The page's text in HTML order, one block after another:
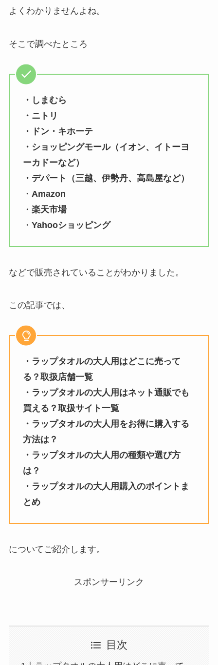
よくわかりませんよね。
そこで調べたところ
・しまむら
・ニトリ
・ドン・キホーテ
・ショッピングモール（イオン、イトーヨ
ーカドーなど）
・デパート（三越、伊勢丹、高島屋など）
・ Amazon
・ 楽天市場
・ Yahooショッピング
などで販売されていることがわかりました。
この記事では、
・ラップタオルの大人用はどこに売って
る？取扱店舗一覧
・ラップタオルの大人用はネット通販でも
買える？取扱サイト一覧
・ラップタオルの大人用をお得に購入する
方法は？
・ラップタオルの大人用の種類や選び方
は？
・ ラップタオルの大人用 購入のポイントま
とめ
についてご紹介します。
スポンサーリンク
目次